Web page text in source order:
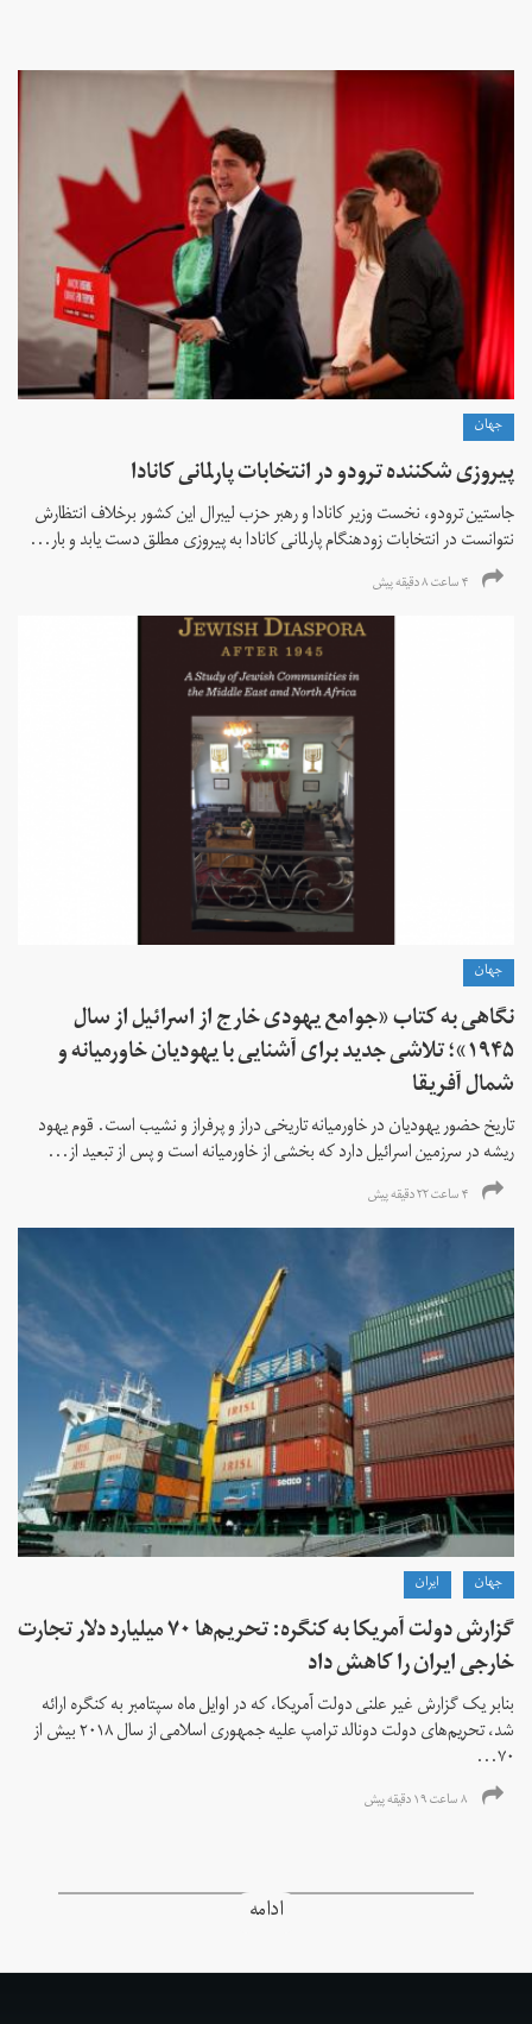
جهان
پیروزی شکننده ترودو در انتخابات پارلمانی کانادا
جاستین ترودو، نخست وزیر کانادا و رهبر حزب لیبرال این کشور برخلاف انتظارش
نتوانست در انتخابات زود‌هنگام پارلمانی کانادا به پیروزی مطلق دست یابد و بار...
۴ ساعت ۸ دقیقه پیش
جهان
نگاهی به کتاب «جوامع یهودی خارج از اسرائیل از سال
۱۹۴۵»؛ تلاشی جدید برای آشنایی با یهودیان خاورمیانه و
شمال آفریقا
تاریخ حضور یهودیان در خاورمیانه تاریخی دراز و پرفراز و نشیب است. قوم یهود
ریشه در سرزمین اسرائیل دارد که بخشی از خاورمیانه است و پس از تبعید از...
۴ ساعت ۲۲ دقیقه پیش
جهان ايران
گزارش دولت آمریکا به کنگره: تحریم‌ها ۷۰ میلیارد دلار تجارت
خارجی ایران را کاهش داد
بنابر یک گزارش غیر علنی دولت آمریکا، که در اوایل ماه سپتامبر به کنگره ارائه
شد، تحریم‌های دولت دونالد ترامپ علیه جمهوری اسلامی از سال ۲۰۱۸ بیش از
۷۰...
۸ ساعت ۱۹ دقیقه پیش
ادامه